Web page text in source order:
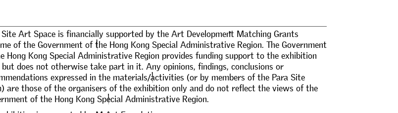
Site Art Space is fnancially supported by the Art Development Matching Grants
me of the Government of the Hong Kong Special Administrative Region. The Government
e Hong Kong Special Administrative Region provides funding support to the exhibition
but does not otherwise take part in it. Any opinions, fndings, conclusions or
mendations expressed in the materials/activities (or by members of the Para Site
) are those of the organisers of the exhibition only and do not refect the views of the
rnment of the Hong Kong Special Administrative Region.